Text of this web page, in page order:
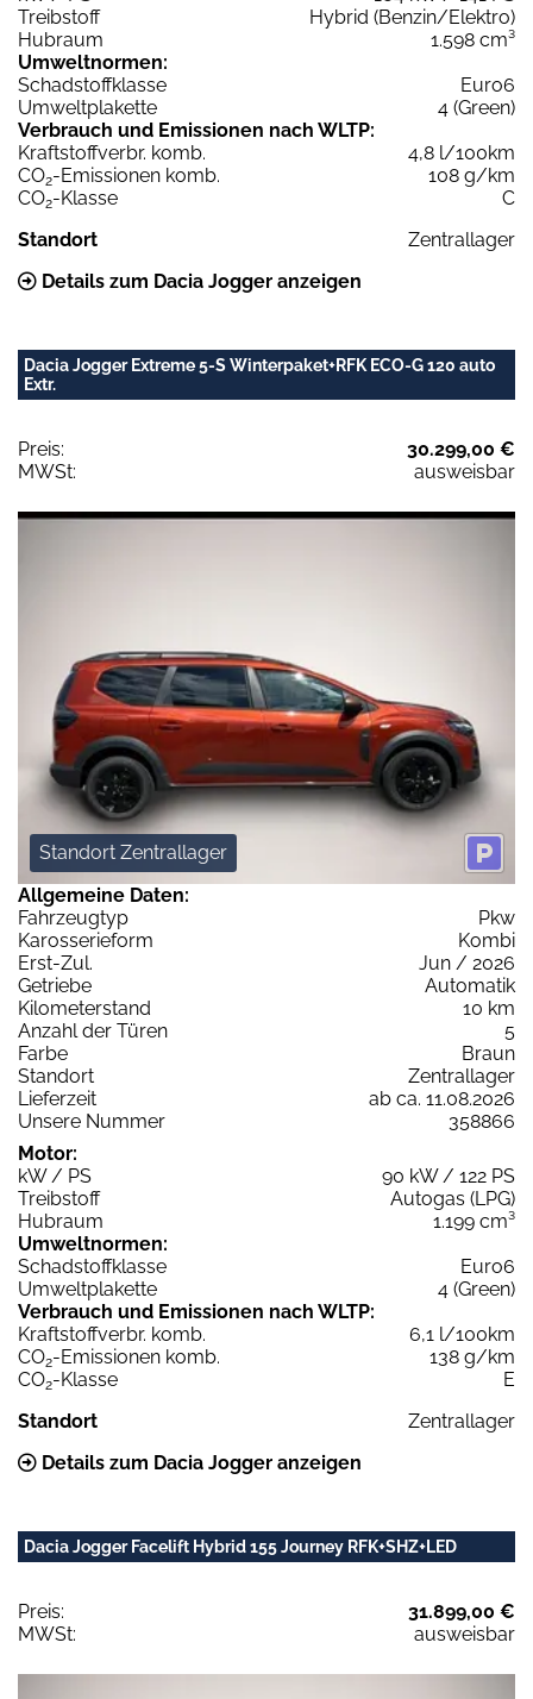
Treibstoff
Hybrid (Benzin/Elektro)
Hubraum
1.598 cm³
Umweltnormen:
Schadstoffklasse
Euro6
Umweltplakette
4 (Green)
Verbrauch und Emissionen nach WLTP:
Kraftstoffverbr. komb.
4,8 l/100km
CO2-Emissionen komb.
108 g/km
CO2-Klasse
C
Standort
Zentrallager
Details zum Dacia Jogger anzeigen
Dacia Jogger Extreme 5-S Winterpaket+RFK ECO-G 120 auto
Extr.
Preis:
30.299,00 €
MWSt:
ausweisbar
Standort Zentrallager
Allgemeine Daten:
Fahrzeugtyp
Pkw
Karosserieform
Kombi
Erst-Zul.
Jun / 2026
Getriebe
Automatik
Kilometerstand
10 km
Anzahl der Türen
5
Farbe
Braun
Standort
Zentrallager
Lieferzeit
ab ca. 11.08.2026
Unsere Nummer
358866
Motor:
kW / PS
90 kW / 122 PS
Treibstoff
Autogas (LPG)
Hubraum
1.199 cm³
Umweltnormen:
Schadstoffklasse
Euro6
Umweltplakette
4 (Green)
Verbrauch und Emissionen nach WLTP:
Kraftstoffverbr. komb.
6,1 l/100km
CO2-Emissionen komb.
138 g/km
CO2-Klasse
E
Standort
Zentrallager
Details zum Dacia Jogger anzeigen
Dacia Jogger Facelift Hybrid 155 Journey RFK+SHZ+LED
Preis:
31.899,00 €
MWSt:
ausweisbar